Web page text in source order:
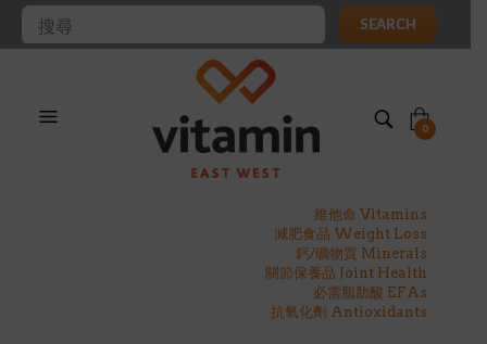
SEARCH
0
維他命 Vitamins
減肥食品 Weight Loss
鈣/礦物質 Minerals
關節保養品 Joint Health
必需脂肪酸 EFAs
抗氧化劑 Antioxidants